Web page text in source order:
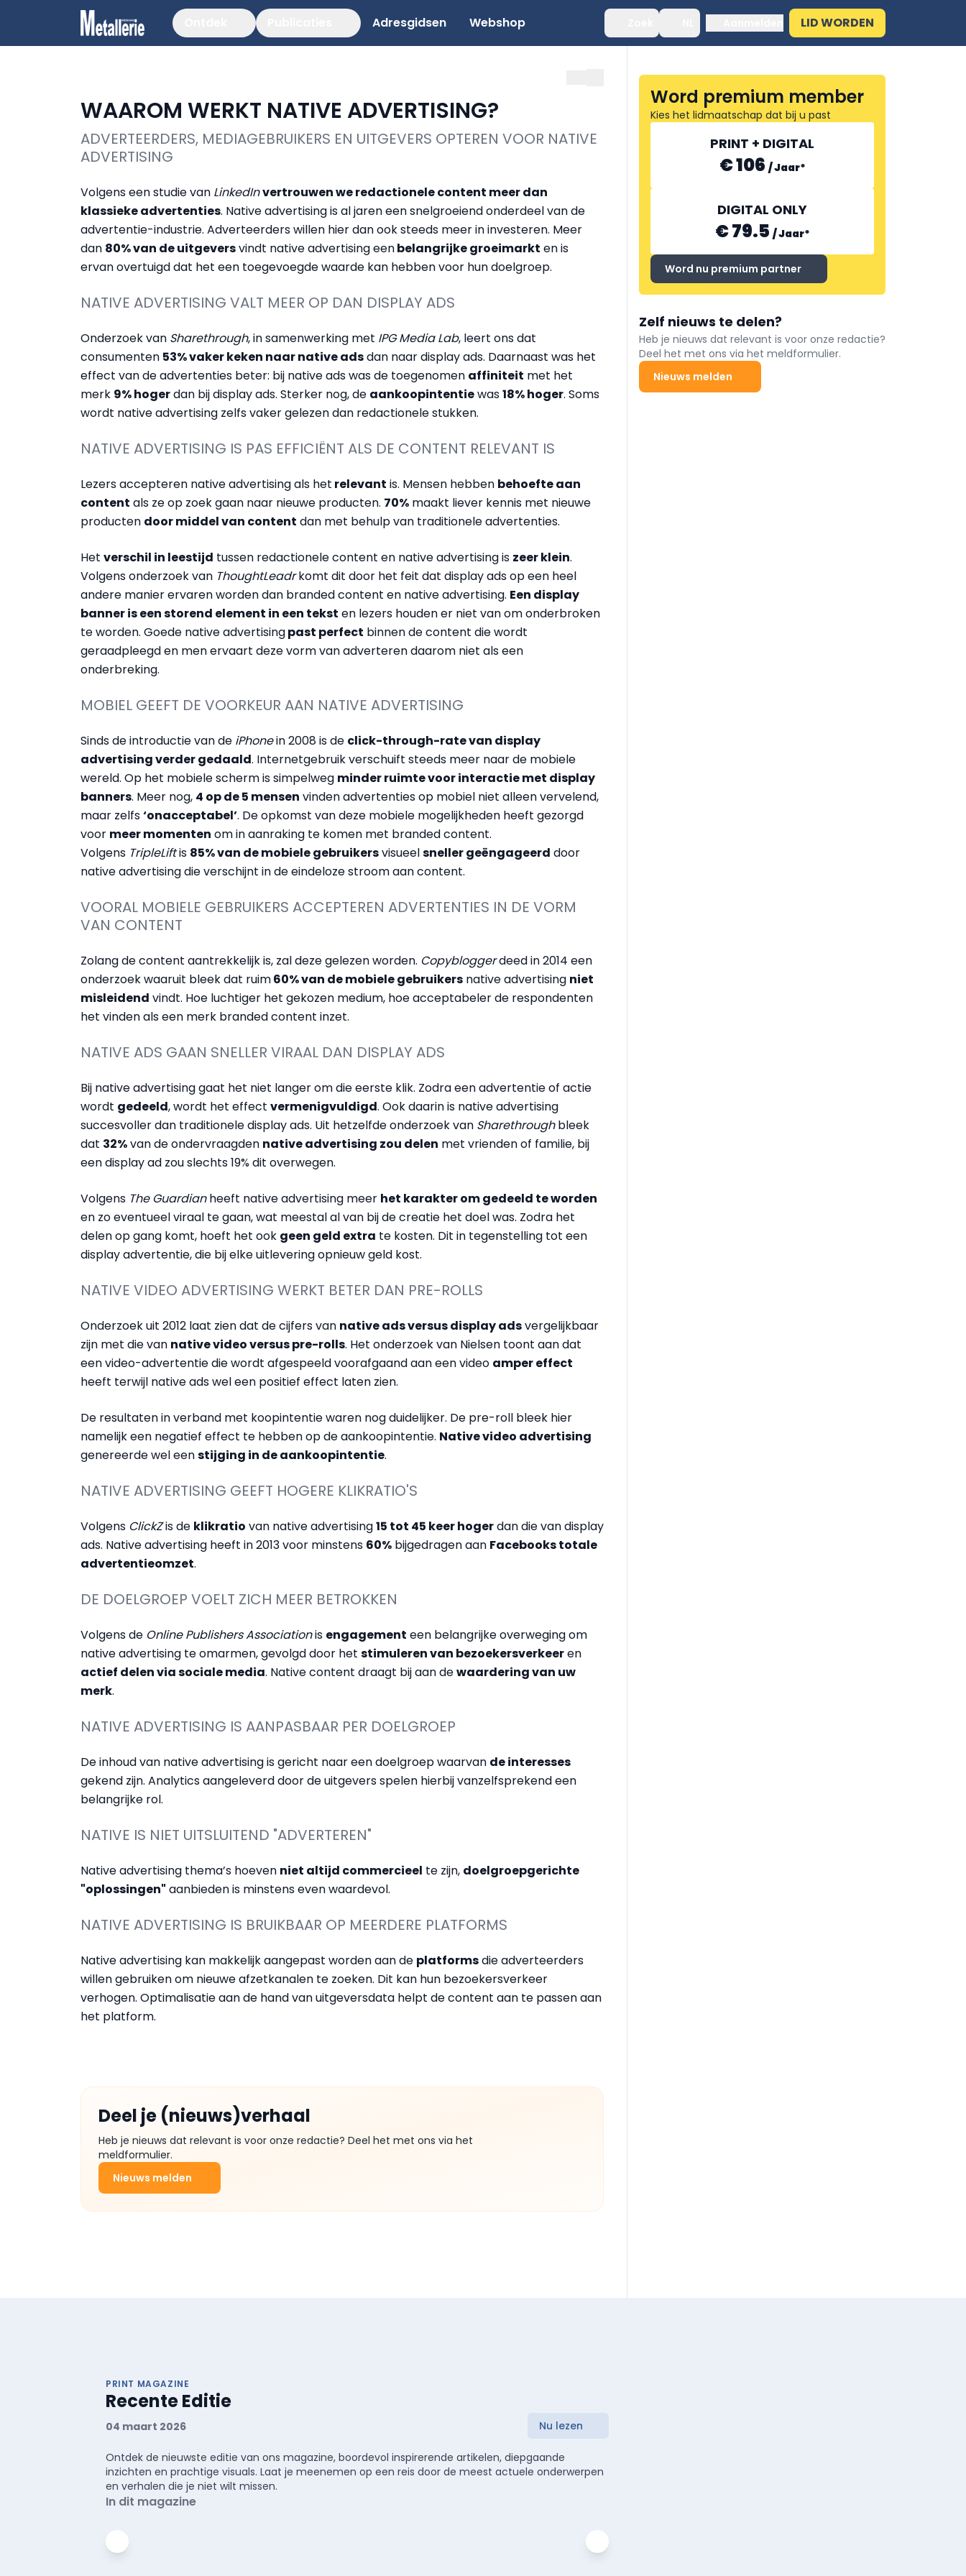
Adresgidsen Webshop LID WORDEN
WAAROM WERKT NATIVE ADVERTISING?
ADVERTEERDERS, MEDIAGEBRUIKERS EN UITGEVERS OPTEREN VOOR NATIVE
ADVERTISING
Volgens een studie van LinkedInvertrouwen we redactionele content meer dan
klassieke advertenties. Native advertising is al jaren een snelgroeiend onderdeel van de
advertentie-industrie. Adverteerders willen hier dan ook steeds meer in investeren. Meer
dan 80% van de uitgeversvindt native advertising eenbelangrijke groeimarkt en is
ervan overtuigd dat het een toegevoegde waarde kan hebben voor hun doelgroep.
NATIVE ADVERTISING VALT MEER OP DAN DISPLAY ADS
Onderzoek van Sharethrough, in samenwerking met IPG Media Lab, leert ons dat
consumenten 53% vaker keken naar native adsdan naar display ads. Daarnaast was het
effect van de advertenties beter: bij native ads was de toegenomen affiniteit met het
merk 9% hogerdan bij display ads. Sterker nog, de aankoopintentiewas18% hoger. Soms
wordt native advertising zelfs vaker gelezen dan redactionele stukken.
NATIVE ADVERTISING IS PAS EFFICIËNT ALS DE CONTENT RELEVANT IS
Lezers accepteren native advertising als het relevant is. Mensen hebben behoefte aan
content als ze op zoek gaan naar nieuwe producten. 70% maakt liever kennis met nieuwe
producten door middel van content dan met behulp van traditionele advertenties.
Het verschil in leestijd tussen redactionele content en native advertising is zeer klein.
Volgens onderzoek van ThoughtLeadrkomt dit door het feit dat display ads op een heel
andere manier ervaren worden dan branded content en native advertising. Een display
banner is een storend element in een tekst en lezers houden er niet van om onderbroken
te worden. Goede native advertisingpast perfect binnen de content die wordt
geraadpleegd en men ervaart deze vorm van adverteren daarom niet als een
onderbreking.
MOBIEL GEEFT DE VOORKEUR AAN NATIVE ADVERTISING
Sinds de introductie van de iPhonein 2008 is de click-through-rate van display
advertising verder gedaald. Internetgebruik verschuift steeds meer naar de mobiele
wereld. Op het mobiele scherm is simpelweg minder ruimte voor interactie met display
banners. Meer nog, 4 op de 5 mensen vinden advertenties op mobiel niet alleen vervelend,
maar zelfs‘onacceptabel’. De opkomst van deze mobiele mogelijkheden heeft gezorgd
voor meer momenten om in aanraking te komen met branded content.
Volgens TripleLiftis 85% van de mobiele gebruikersvisueelsneller geëngageerd door
native advertising die verschijnt in de eindeloze stroom aan content.
VOORAL MOBIELE GEBRUIKERS ACCEPTEREN ADVERTENTIES IN DE VORM
VAN CONTENT
Zolang de content aantrekkelijk is, zal deze gelezen worden. Copybloggerdeed in 2014 een
onderzoek waaruit bleek dat ruim60% van de mobiele gebruikers native advertising niet
misleidend vindt. Hoe luchtiger het gekozen medium, hoe acceptabeler de respondenten
het vinden als een merk branded content inzet.
NATIVE ADS GAAN SNELLER VIRAAL DAN DISPLAY ADS
Bij native advertising gaat het niet langer om die eerste klik. Zodra een advertentie of actie
wordt gedeeld, wordt het effect vermenigvuldigd. Ook daarin is native advertising
succesvoller dan traditionele display ads. Uit hetzelfde onderzoek van Sharethroughbleek
dat 32%van de ondervraagden native advertising zou delen met vrienden of familie, bij
een display ad zou slechts 19% dit overwegen.
Volgens The Guardianheeft native advertising meer het karakter om gedeeld te worden
en zo eventueel viraal te gaan, wat meestal al van bij de creatie het doel was. Zodra het
delen op gang komt, hoeft het ook geen geld extra te kosten. Dit in tegenstelling tot een
display advertentie, die bij elke uitlevering opnieuw geld kost.
NATIVE VIDEO ADVERTISING WERKT BETER DAN PRE-ROLLS
Onderzoek uit 2012 laat zien dat de cijfers van native ads versus display adsvergelijkbaar
zijn met die van native video versus pre-rolls. Het onderzoek van Nielsen toont aan dat
een video-advertentie die wordt afgespeeld voorafgaand aan een video amper effect
heeft terwijl native ads wel een positief effect laten zien.
De resultaten in verband met koopintentie waren nog duidelijker. De pre-roll bleek hier
namelijk een negatief effect te hebben op de aankoopintentie. Native video advertising
genereerde wel eenstijging in de aankoopintentie.
NATIVE ADVERTISING GEEFT HOGERE KLIKRATIO'S
Volgens ClickZis de klikratio van native advertising15 tot 45 keer hogerdan die van display
ads. Native advertising heeft in 2013 voor minstens 60% bijgedragen aan Facebooks totale
advertentieomzet.
DE DOELGROEP VOELT ZICH MEER BETROKKEN
Volgens de Online Publishers Associationis engagement een belangrijke overweging om
native advertising te omarmen, gevolgd door het stimuleren van bezoekersverkeeren
actief delen via sociale media. Native content draagt bij aan dewaardering van uw
merk.
NATIVE ADVERTISING IS AANPASBAAR PER DOELGROEP
De inhoud van native advertising is gericht naar een doelgroep waarvan de interesses
gekend zijn. Analytics aangeleverd door de uitgevers spelen hierbij vanzelfsprekend een
belangrijke rol.
NATIVE IS NIET UITSLUITEND "ADVERTEREN"
Native advertising thema’s hoeven niet altijd commercieel te zijn, doelgroepgerichte
"oplossingen" aanbieden is minstens even waardevol.
NATIVE ADVERTISING IS BRUIKBAAR OP MEERDERE PLATFORMS
Native advertising kan makkelijk aangepast worden aan de platformsdie adverteerders
willen gebruiken om nieuwe afzetkanalen te zoeken. Dit kan hun bezoekersverkeer
verhogen. Optimalisatie aan de hand van uitgeversdata helpt de content aan te passen aan
het platform.
Deel je (nieuws)verhaal
Heb je nieuws dat relevant is voor onze redactie? Deel het met ons via het
meldformulier.
Nieuws melden
Word premium member
Kies het lidmaatschap dat bij u past
PRINT + DIGITAL
€ 106 /Jaar*
DIGITAL ONLY
€ 79.5 /Jaar*
Word nu premium partner
Zelf nieuws te delen?
Heb je nieuws dat relevant is voor onze redactie?
Deel het met ons via het meldformulier.
Nieuws melden
PRINT MAGAZINE
Recente Editie
04 maart 2026 Nu lezen
Ontdek de nieuwste editie van ons magazine, boordevol inspirerende artikelen, diepgaande
inzichten en prachtige visuals. Laat je meenemen op een reis door de meest actuele onderwerpen
en verhalen die je niet wilt missen.
In dit magazine